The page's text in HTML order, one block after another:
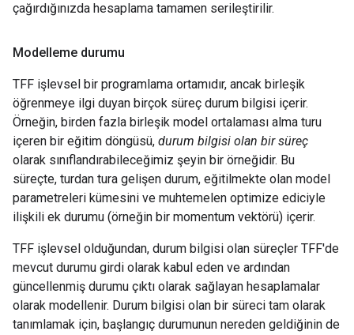
çağırdığınızda hesaplama tamamen serileştirilir.
Modelleme durumu
TFF işlevsel bir programlama ortamıdır, ancak birleşik
öğrenmeye ilgi duyan birçok süreç durum bilgisi içerir.
Örneğin, birden fazla birleşik model ortalaması alma turu
içeren bir eğitim döngüsü, durum bilgisi olan bir süreç
olarak sınıflandırabileceğimiz şeyin bir örneğidir. Bu
süreçte, turdan tura gelişen durum, eğitilmekte olan model
parametreleri kümesini ve muhtemelen optimize ediciyle
ilişkili ek durumu (örneğin bir momentum vektörü) içerir.
TFF işlevsel olduğundan, durum bilgisi olan süreçler TFF'de
mevcut durumu girdi olarak kabul eden ve ardından
güncellenmiş durumu çıktı olarak sağlayan hesaplamalar
olarak modellenir. Durum bilgisi olan bir süreci tam olarak
tanımlamak için, başlangıç ​​durumunun nereden geldiğinin de